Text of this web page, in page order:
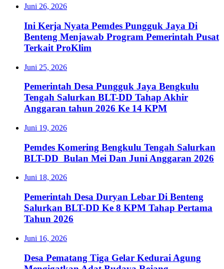
Juni 26, 2026
Ini Kerja Nyata Pemdes Pungguk Jaya Di
Benteng Menjawab Program Pemerintah Pusat
Terkait ProKlim
Juni 25, 2026
Pemerintah Desa Pungguk Jaya Bengkulu
Tengah Salurkan BLT-DD Tahap Akhir
Anggaran tahun 2026 Ke 14 KPM
Juni 19, 2026
Pemdes Komering Bengkulu Tengah Salurkan
BLT-DD Bulan Mei Dan Juni Anggaran 2026
Juni 18, 2026
Pemerintah Desa Duryan Lebar Di Benteng
Salurkan BLT-DD Ke 8 KPM Tahap Pertama
Tahun 2026
Juni 16, 2026
Desa Pematang Tiga Gelar Kedurai Agung